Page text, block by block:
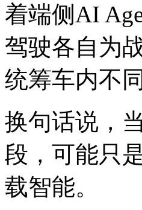
着端侧AI
驾驶各自为
统筹车内不
换句话说，
段，可能只
载智能。